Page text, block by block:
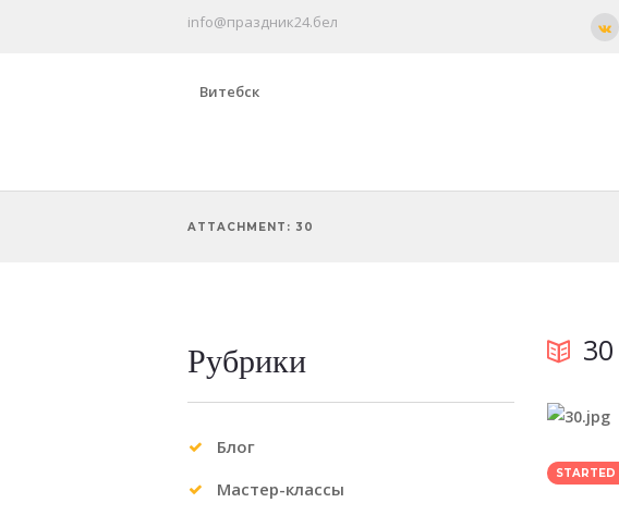
info@праздник24.бел
Витебск
ATTACHMENT: 30
30
Previous item
STARTED
Рубрики
Блог
Мастер-классы